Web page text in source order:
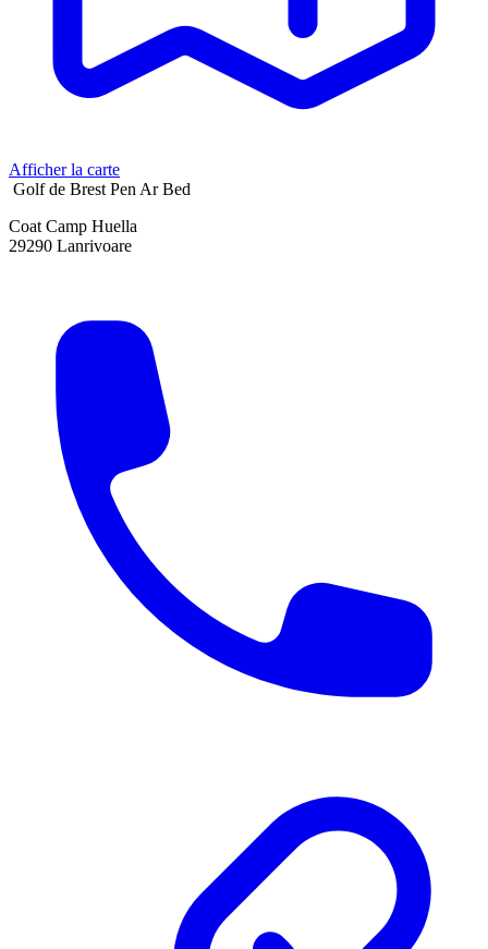
Afficher la carte
Golf de Brest Pen Ar Bed
Coat Camp Huella
29290 Lanrivoare